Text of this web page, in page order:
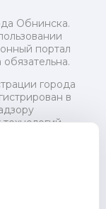
Обнинска.
портал
города
в
24 июля
ФС77-73321
округа "Город